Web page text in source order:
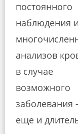
постоянного
наблюдения и
анализов
в случае
возможного
еще и